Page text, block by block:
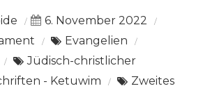
6. November 2022
Evangelien
Jüdisch-christlicher
- Ketuwim
Zweites